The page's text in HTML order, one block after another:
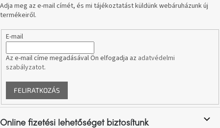
Hoorns
gyűjtemény
Karácsonyi
utalványok
Formwood
kollekció
repül
Adja meg az e-mail címét, és mi tájékoztatást küldünk webáruházunk új
termékeiről.
E-mail
Az e-mail címe megadásával Ön elfogadja az adatvédelmi
szabályzatot.
FELIRATKOZÁS
Online fizetési lehetőséget biztosítunk